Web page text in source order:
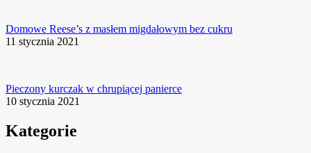
Domowe Reese’s z masłem migdałowym bez cukru
11 stycznia 2021
Pieczony kurczak w chrupiącej panierce
10 stycznia 2021
Kategorie